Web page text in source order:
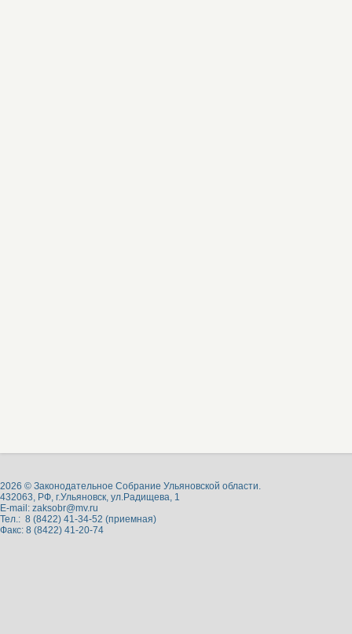
2026 © Законодательное Собрание Ульяновской области.
432063, РФ, г.Ульяновск, ул.Радищева, 1
E-mail: zaksobr@mv.ru
Тел.: 8 (8422) 41-34-52 (приемная)
Факс: 8 (8422) 41-20-74